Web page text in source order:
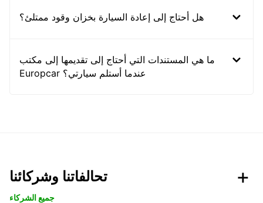
هل أحتاج إلى إعادة السيارة بخزان وقود ممتلئ؟
ما هي المستندات التي أحتاج إلى تقديمها إلى مكتب
Europcar عندما أستلم سيارتي؟
تحالفاتنا وشركائنا
جميع الشركاء